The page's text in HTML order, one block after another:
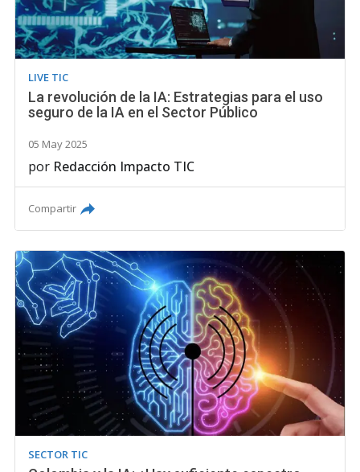
LIVE TIC
La revolución de la IA: Estrategias para el uso
seguro de la IA en el Sector Público
05 May 2025
por Redacción Impacto TIC
Compartir
SECTOR TIC